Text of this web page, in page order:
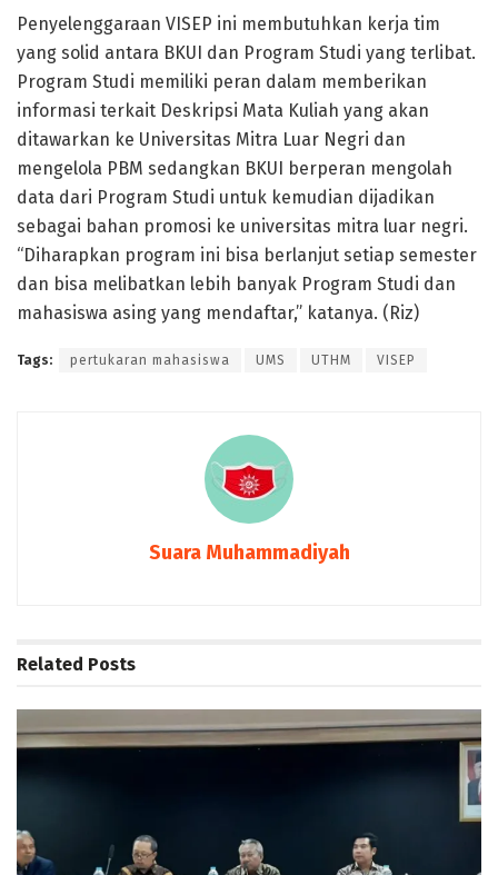
Penyelenggaraan VISEP ini membutuhkan kerja tim
yang solid antara BKUI dan Program Studi yang terlibat.
Program Studi memiliki peran dalam memberikan
informasi terkait Deskripsi Mata Kuliah yang akan
ditawarkan ke Universitas Mitra Luar Negri dan
mengelola PBM sedangkan BKUI berperan mengolah
data dari Program Studi untuk kemudian dijadikan
sebagai bahan promosi ke universitas mitra luar negri.
“Diharapkan program ini bisa berlanjut setiap semester
dan bisa melibatkan lebih banyak Program Studi dan
mahasiswa asing yang mendaftar,” katanya. (Riz)
Tags: pertukaran mahasiswa UMS UTHM VISEP
Suara Muhammadiyah
Related Posts